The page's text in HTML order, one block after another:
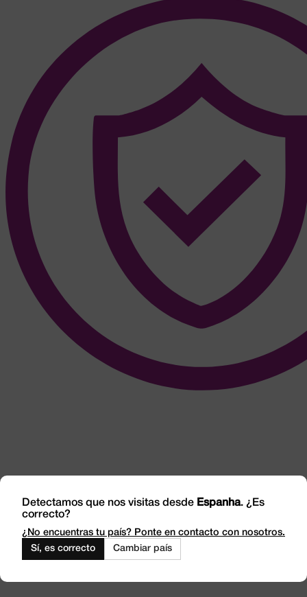
Integridade e Transparência
Detectamos que nos visitas desde Espanha. ¿Es
correcto?
¿No encuentras tu país? Ponte en contacto con nosotros.
Sí, es correcto
Cambiar país